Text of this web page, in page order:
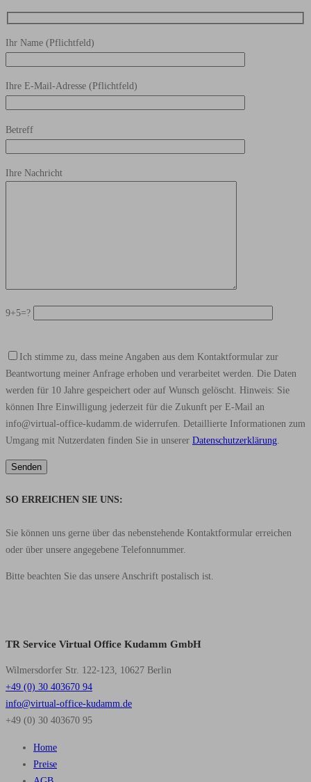
Ihr Name (Pflichtfeld)
Ihre E-Mail-Adresse (Pflichtfeld)
Betreff
Ihre Nachricht
9+5=?
Ich stimme zu, dass meine Angaben aus dem Kontaktformular zur
Beantwortung meiner Anfrage erhoben und verarbeitet werden. Die Daten
werden für 10 Jahre gespeichert oder auf Wunsch gelöscht. Hinweis: Sie
können Ihre Einwilligung jederzeit für die Zukunft per E-Mail an
info@virtual-office-kudamm.de widerrufen. Detaillierte Informationen zum
Umgang mit Nutzerdaten finden Sie in unserer Datenschutzerklärung
SO ERREICHEN SIE UNS:
Sie können uns gerne über das nebenstehende Kontaktformular erreichen
oder über unsere angegebene Telefonnummer.
Bitte beachten Sie das unsere Anschrift postalisch ist.
TR Service Virtual Office Kudamm GmbH
Wilmersdorfer Str. 122-123, 10627 Berlin
+49 (0) 30 403670 94
info@virtual-office-kudamm.de
+49 (0) 30 403670 95
Home
Preise